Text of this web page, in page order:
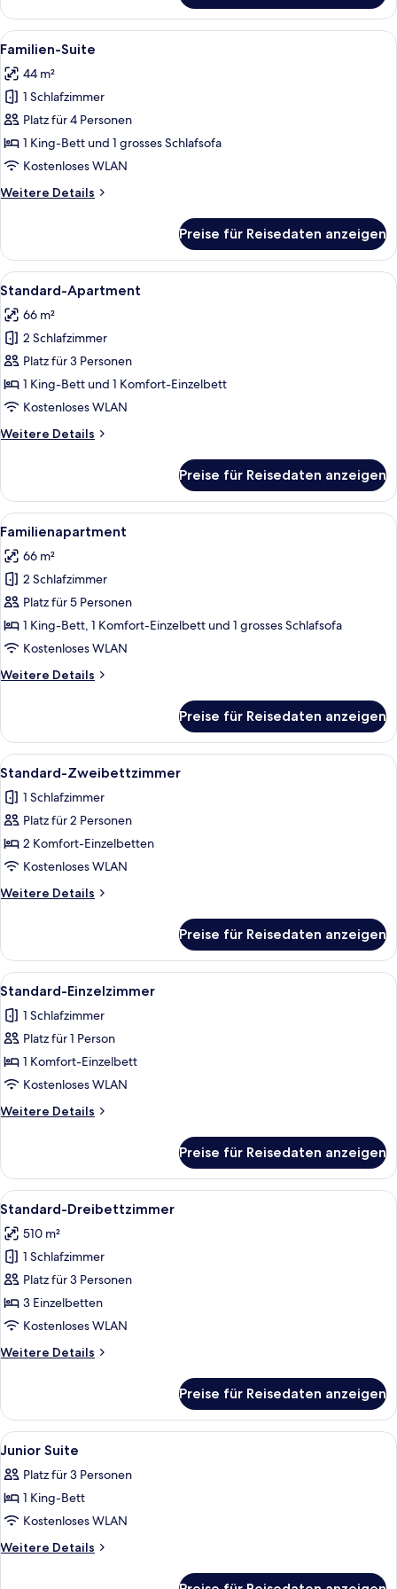
Alle
Fotos
für
Familien-
Suite
anzeigen
Ein modernes Wohnzimmer mit
5
Familien-Suite
44 m²
1 Schlafzimmer
Platz für 4 Personen
1 King-Bett und 1 grosses Schlafsofa
Kostenloses WLAN
Weitere Details
Weitere
Suite
Preise für Reisedaten anzeigen
Alle
Fotos
für
Standard-
Apartment
anzeigen
Ein modernes Hotelzimmer mit
5
Standard-Apartment
66 m²
2 Schlafzimmer
Platz für 3 Personen
1 King-Bett und 1 Komfort-Einzelbett
Kostenloses WLAN
Weitere Details
Weitere
Apartment
Preise für Reisedaten anzeigen
Alle
Fotos
für
Familienapartment
anzeigen
Ein ordentlich bezogenes Bett mit
5
Familienapartment
66 m²
2 Schlafzimmer
Platz für 5 Personen
1 King-Bett, 1 Komfort-Einzelbett und 1 grosses Schlafsofa
Kostenloses WLAN
Weitere Details
Weitere
Preise für Reisedaten anzeigen
Alle
Fotos
für
Standard-
Zweibettzimmer
anzeigen
Ein Hotelzimmer mit zwei Betten,
4
Standard-Zweibettzimmer
1 Schlafzimmer
Platz für 2 Personen
2 Komfort-Einzelbetten
Kostenloses WLAN
Weitere Details
Weitere
Zweibettzimmer
Preise für Reisedaten anzeigen
Alle
Fotos
für
Standard-
Einzelzimmer
anzeigen
Ein modernes Hotelzimmer mit zwei
5
Standard-Einzelzimmer
1 Schlafzimmer
Platz für 1 Person
1 Komfort-Einzelbett
Kostenloses WLAN
Weitere Details
Weitere
Einzelzimmer
Preise für Reisedaten anzeigen
Alle
Fotos
für
Standard-
Dreibettzimmer
anzeigen
Ein Hotelzimmer mit zwei Betten,
4
Standard-Dreibettzimmer
510 m²
1 Schlafzimmer
Platz für 3 Personen
3 Einzelbetten
Kostenloses WLAN
Weitere Details
Weitere
Dreibettzimmer
Preise für Reisedaten anzeigen
Alle
Fotos
für
Junior
Suite
anzeigen
Zimmersafe, Schreibtisch,
13
Junior Suite
Platz für 3 Personen
1 King-Bett
Kostenloses WLAN
Weitere Details
Weitere